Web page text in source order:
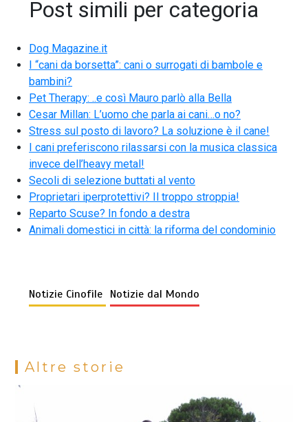
Post simili per categoria
Dog Magazine.it
I “cani da borsetta”: cani o surrogati di bambole e
bambini?
Pet Therapy: ..e così Mauro parlò alla Bella
Cesar Millan: L’uomo che parla ai cani…o no?
Stress sul posto di lavoro? La soluzione è il cane!
I cani preferiscono rilassarsi con la musica classica
invece dell’heavy metal!
Secoli di selezione buttati al vento
Proprietari iperprotettivi? Il troppo stroppia!
Reparto Scuse? In fondo a destra
Animali domestici in città: la riforma del condominio
Notizie Cinofile Notizie dal Mondo
Altre storie